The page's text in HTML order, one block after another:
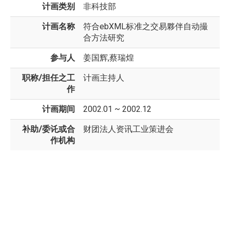
计画类别 非科技部
计画名称
符合ebXML标准之交易夥伴自动撮
合方法研究
参与人 姜国辉,蔡瑞煌
职称/担任之工
作
计画主持人
计画期间 2002.01 ~ 2002.12
补助/委讬或合
作机构
财团法人资讯工业策进会